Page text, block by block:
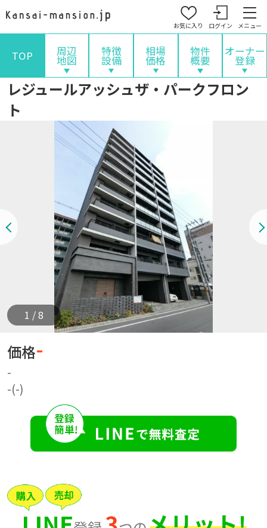
お気に入り ログイン メニュー
TOP 周辺
地図
特徴
設備
相場
価格
物件
概要
オーナー
登録
レジュールアッシュザ・パークフロン
ト
1 / 8
価格-
-
-(-)